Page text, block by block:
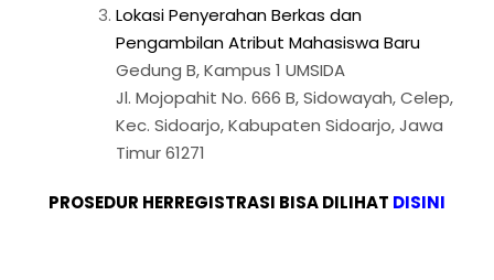
Lokasi Penyerahan Berkas dan
Pengambilan Atribut Mahasiswa Baru
Gedung B, Kampus 1 UMSIDA
Jl. Mojopahit No. 666 B, Sidowayah, Celep,
Kec. Sidoarjo, Kabupaten Sidoarjo, Jawa
Timur 61271
PROSEDUR HERREGISTRASI BISA DILIHAT DISINI